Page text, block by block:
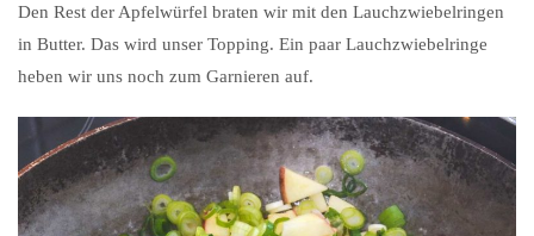
Den Rest der Apfelwürfel braten wir mit den Lauchzwiebelringen
in Butter. Das wird unser Topping. Ein paar Lauchzwiebelringe
heben wir uns noch zum Garnieren auf.